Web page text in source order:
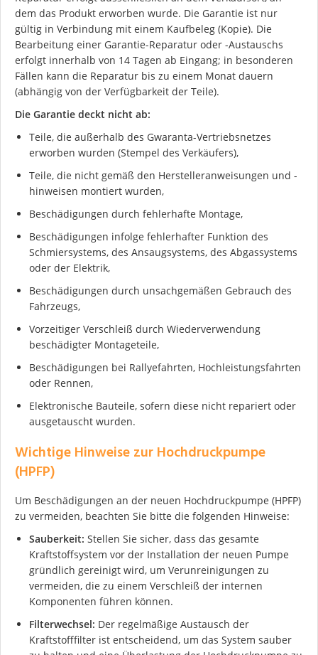
dem das Produkt erworben wurde. Die Garantie ist nur
gültig in Verbindung mit einem Kaufbeleg (Kopie). Die
Bearbeitung einer Garantie-Reparatur oder -Austauschs
erfolgt innerhalb von 14 Tagen ab Eingang; in besonderen
Fällen kann die Reparatur bis zu einem Monat dauern
(abhängig von der Verfügbarkeit der Teile).
Die Garantie deckt nicht ab:
Teile, die außerhalb des Gwaranta-Vertriebsnetzes
erworben wurden (Stempel des Verkäufers),
Teile, die nicht gemäß den Herstelleranweisungen und -
hinweisen montiert wurden,
Beschädigungen durch fehlerhafte Montage,
Beschädigungen infolge fehlerhafter Funktion des
Schmiersystems, des Ansaugsystems, des Abgassystems
oder der Elektrik,
Beschädigungen durch unsachgemäßen Gebrauch des
Fahrzeugs,
Vorzeitiger Verschleiß durch Wiederverwendung
beschädigter Montageteile,
Beschädigungen bei Rallyefahrten, Hochleistungsfahrten
oder Rennen,
Elektronische Bauteile, sofern diese nicht repariert oder
ausgetauscht wurden.
Wichtige Hinweise zur Hochdruckpumpe
(HPFP)
Um Beschädigungen an der neuen Hochdruckpumpe (HPFP)
zu vermeiden, beachten Sie bitte die folgenden Hinweise:
Sauberkeit: Stellen Sie sicher, dass das gesamte
Kraftstoffsystem vor der Installation der neuen Pumpe
gründlich gereinigt wird, um Verunreinigungen zu
vermeiden, die zu einem Verschleiß der internen
Komponenten führen können.
Filterwechsel: Der regelmäßige Austausch der
Kraftstofffilter ist entscheidend, um das System sauber
Ich stimme der DSGVO zu